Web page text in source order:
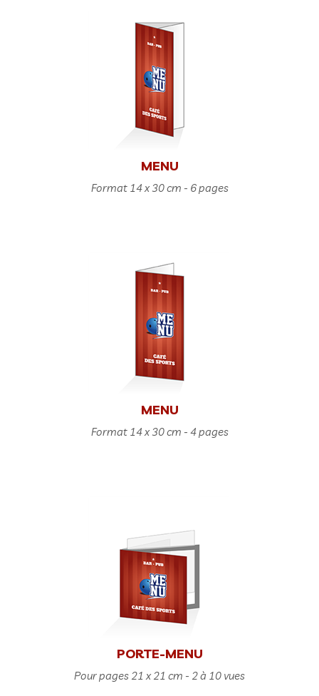
MENU
Format 14 x 30 cm - 6 pages
MENU
Format 14 x 30 cm - 4 pages
PORTE-MENU
Pour pages 21 x 21 cm - 2 à 10 vues